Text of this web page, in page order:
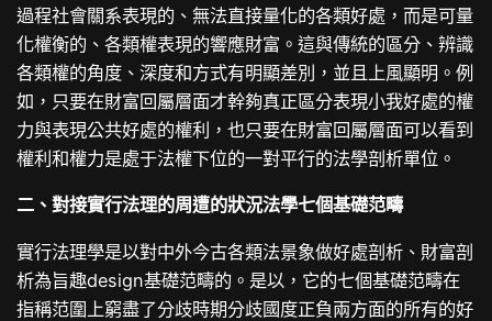
過程社會關系表現的、無法直接量化的各類好處，而是可量
化權衡的、各類權表現的響應財富。這與傳統的區分、辨識
各類權的角度、深度和方式有明顯差別，並且上風顯明。例
如，只要在財富回屬層面才幹夠真正區分表現小我好處的權
力與表現公共好處的權利，也只要在財富回屬層面可以看到
權利和權力是處于法權下位的一對平行的法學剖析單位。
二、對接實行法理的周遭的狀況法學七個基礎范疇
實行法理學是以對中外今古各類法景象做好處剖析、財富剖
析為旨趣design基礎范疇的。是以，它的七個基礎范疇在
指稱范圍上窮盡了分歧時期分歧國度正負兩方面的所有的好